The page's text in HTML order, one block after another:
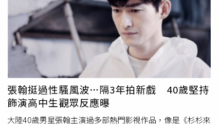
博／辛芷蕾）雖然郝蕾試圖澄清外界誤會，但這番解釋並未
成功止血，反而引來更多網友質疑。有人留言：「那到底是
在說誰？」、「當初說得句句像點名，現在一句誤會就想帶
過去？」、「朋友圈不是挺敢說的？怎麼面對記者又改口
了？」事件持續發酵，有網友反諷 郝蕾 「真是好雷」，質疑
她言行反覆，認為若非針對辛芷蕾，應明確點名說明對象，
而非讓外界猜測揣摩。另一方面，在這場爭議前，辛芷蕾於
11月7日已曾就相關爭議發表聲明，表示這項榮譽屬於整個
《日掛中天》劇組及所有相信好故事的人。她強調，戲中被
熱議的「扯頭髮」片段只是整體演出中的一小部分，不應以
單一畫面評價整體表現，並指出：「評價一個表演，就像評
張翰挺過性騷風波…隔3年拍新戲 40歲堅持
飾演高中生觀眾反應曝
大陸40歲男星張翰主演過多部熱門影視作品，像是《杉杉來